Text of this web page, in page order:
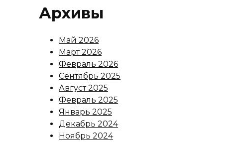
Архивы
Май 2026
Март 2026
Февраль 2026
Сентябрь 2025
Август 2025
Февраль 2025
Январь 2025
Декабрь 2024
Ноябрь 2024